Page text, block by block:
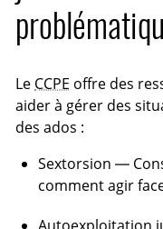
Le CCPE offre des
aider à gérer des
des ados :
Sextorsion —
comment agir